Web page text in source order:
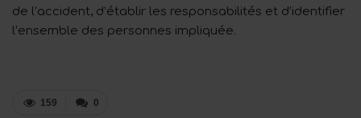
de l’accident, d’établir les responsabilités et d’identifier
l’ensemble des personnes impliquée.
0
159